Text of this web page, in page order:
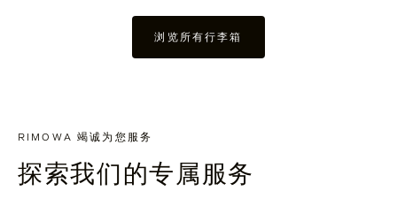
浏览所有行李箱
RIMOWA 竭诚为您服务
探索我们的专属服务